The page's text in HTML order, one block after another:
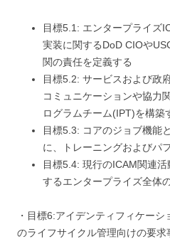
目標5.1: エンタープライズ
実装に関するDoD CIOや
関の責任を定義する
目標5.2: サービスおよび政
コミュニケーションや協力
ログラムチーム(IPT)を構築
目標5.3: コアのジョブ機能
に、トレーニングおよびパ
目標5.4: 現行のICAM関連
するエンタープライズ全体
・目標6:アイデンティフィケー
のライフサイクル管理向けの要